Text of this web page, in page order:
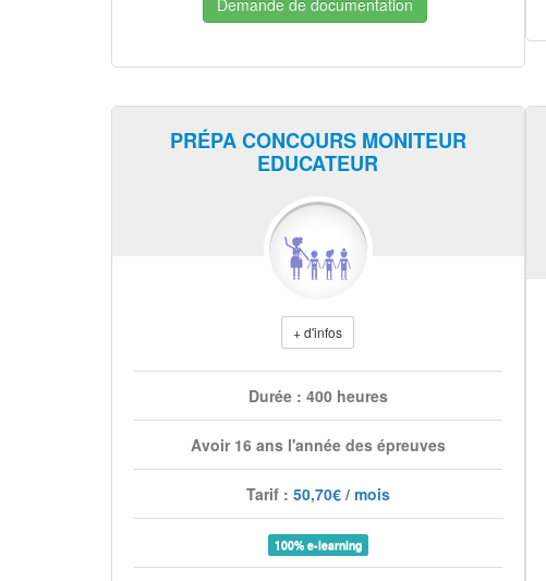
Demande de documentation
PRÉPA CONCOURS MONITEUR
EDUCATEUR
+ d'infos
Durée : 400 heures
Avoir 16 ans l'année des épreuves
Tarif : 50,70€ / mois
100% e-learning